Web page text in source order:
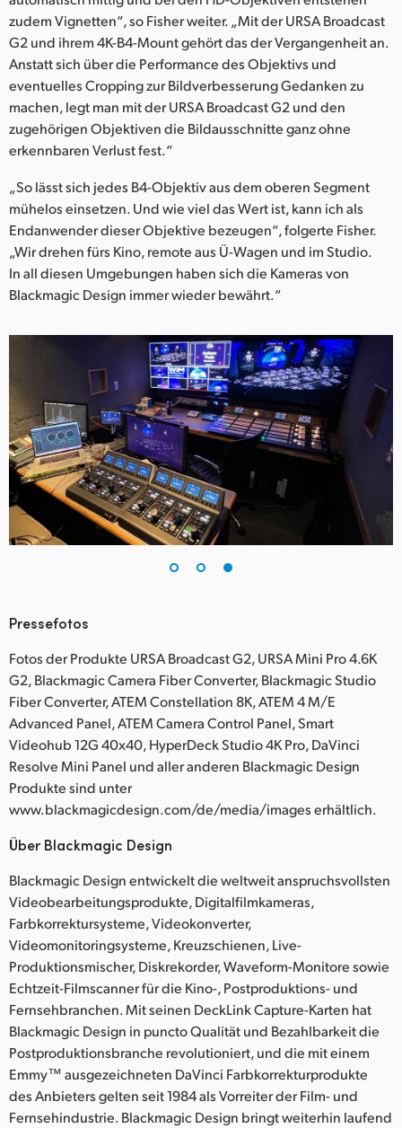
zudem Vignetten“, so Fisher weiter. „Mit der URSA Broadcast
G2 und ihrem 4K-B4-Mount gehört das der Vergangenheit an.
Anstatt sich über die Performance des Objektivs und
eventuelles Cropping zur Bildverbesserung Gedanken zu
machen, legt man mit der URSA Broadcast G2 und den
zugehörigen Objektiven die Bildausschnitte ganz ohne
erkennbaren Verlust fest.“
„So lässt sich jedes B4-Objektiv aus dem oberen Segment
mühelos einsetzen. Und wie viel das Wert ist, kann ich als
Endanwender dieser Objektive bezeugen“, folgerte Fisher.
„Wir drehen fürs Kino, remote aus Ü-Wagen und im Studio.
In all diesen Umgebungen haben sich die Kameras von
Blackmagic Design immer wieder bewährt.“
Pressefotos
Fotos der Produkte URSA Broadcast G2, URSA Mini Pro 4.6K
G2, Blackmagic Camera Fiber Converter, Blackmagic Studio
Fiber Converter, ATEM Constellation 8K, ATEM 4 M/E
Advanced Panel, ATEM Camera Control Panel, Smart
Videohub 12G 40x40, HyperDeck Studio 4K Pro, DaVinci
Resolve Mini Panel und aller anderen Blackmagic Design
Produkte sind unter
www.blackmagicdesign.com/de/media/images erhältlich.
Über Blackmagic Design
Blackmagic Design entwickelt die weltweit anspruchsvollsten
Videobearbeitungsprodukte, Digitalfilmkameras,
Farbkorrektursysteme, Videokonverter,
Videomonitoringsysteme, Kreuzschienen, Live-
Produktionsmischer, Diskrekorder, Waveform-Monitore sowie
Echtzeit-Filmscanner für die Kino-, Postproduktions- und
Fernsehbranchen. Mit seinen DeckLink Capture-Karten hat
Blackmagic Design in puncto Qualität und Bezahlbarkeit die
Postproduktionsbranche revolutioniert, und die mit einem
Emmy™ ausgezeichneten DaVinci Farbkorrekturprodukte
des Anbieters gelten seit 1984 als Vorreiter der Film- und
Fernsehindustrie. Blackmagic Design bringt weiterhin laufend